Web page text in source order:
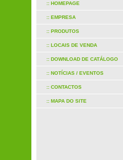
:: HOMEPAGE
:: EMPRESA
:: PRODUTOS
:: LOCAIS DE VENDA
:: DOWNLOAD DE CATÁLOGO
:: NOTÍCIAS / EVENTOS
:: CONTACTOS
:: MAPA DO SITE